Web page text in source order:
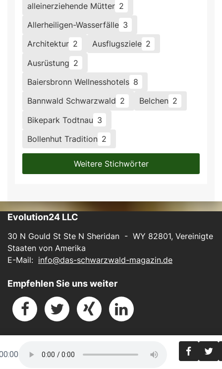
alleinerziehende Mütter 2
Allerheiligen-Wasserfälle 3
Architektur 2 Ausflugsziele 2
Ausrüstung 2
Baiersbronn Wellnesshotels 8
Bannwald Schwarzwald 2 Belchen 2
Bikepark Todtnau 3
Bollenhut Tradition 2
Weitere Stichwörter
Evolution24 LLC
30 N Gould St Ste N Sheridan - WY 82801, Vereinigte
Staaten von Amerika
E-Mail: info@das-schwarzwald-magazin.de
Empfehlen Sie uns weiter